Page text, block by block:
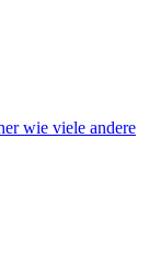
wie viele andere